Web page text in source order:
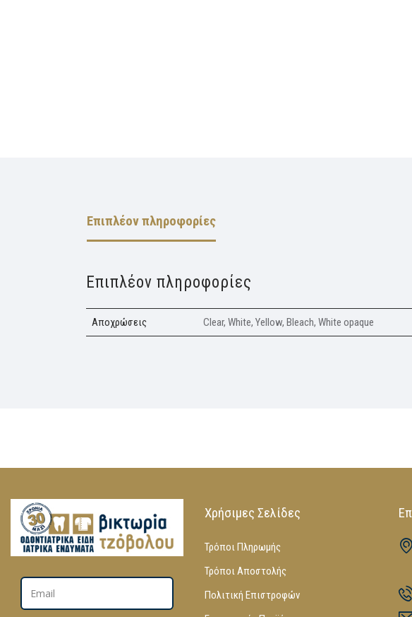
Επιπλέον πληροφορίες
Επιπλέον πληροφορίες
Aποχρώσεις Clear, White, Yellow, Bleach, White opaque
Χρήσιμες Σελίδες
Τρόποι Πληρωμής
Τρόποι Αποστολής
Πολιτική Επιστροφών